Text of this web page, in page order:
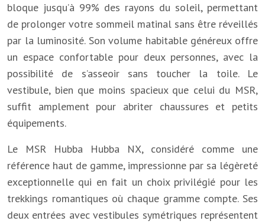
bloque jusqu’à 99% des rayons du soleil, permettant
de prolonger votre sommeil matinal sans être réveillés
par la luminosité. Son volume habitable généreux offre
un espace confortable pour deux personnes, avec la
possibilité de s’asseoir sans toucher la toile. Le
vestibule, bien que moins spacieux que celui du MSR,
suffit amplement pour abriter chaussures et petits
équipements.
Le MSR Hubba Hubba NX, considéré comme une
référence haut de gamme, impressionne par sa légèreté
exceptionnelle qui en fait un choix privilégié pour les
trekkings romantiques où chaque gramme compte. Ses
deux entrées avec vestibules symétriques représentent